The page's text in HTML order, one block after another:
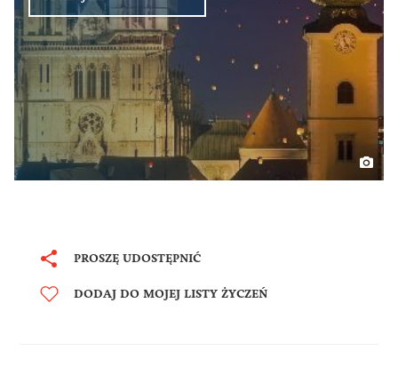
PROSZĘ UDOSTĘPNIĆ
DODAJ DO MOJEJ LISTY ŻYCZEŃ